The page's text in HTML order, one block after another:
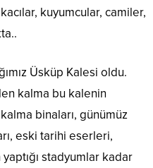
kuyumcular, camiler,
Üsküp Kalesi oldu.
kalma bu kalenin
binaları, günümüz
eski tarihi eserleri,
stadyumlar kadar